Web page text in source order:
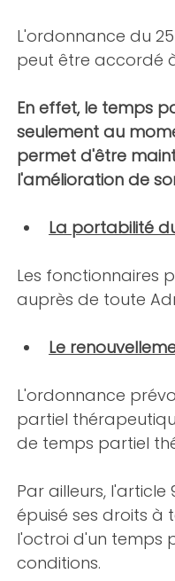
L'ordonnance du
peut être accordé
En effet, le temps
seulement au
permet d'être
l'amélioration de
La portabilité
Les fonctionnaires
auprès de toute
Le
L'ordonnance
partiel
de temps partiel
Par ailleurs,
épuisé ses droits à
l'octroi d'un temps
conditions.